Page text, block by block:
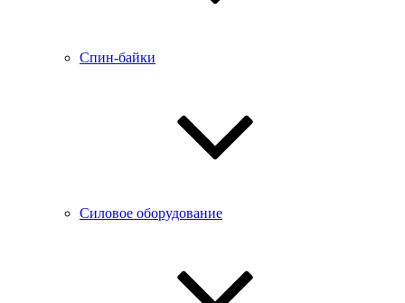
Спин-байки
Силовое оборудование